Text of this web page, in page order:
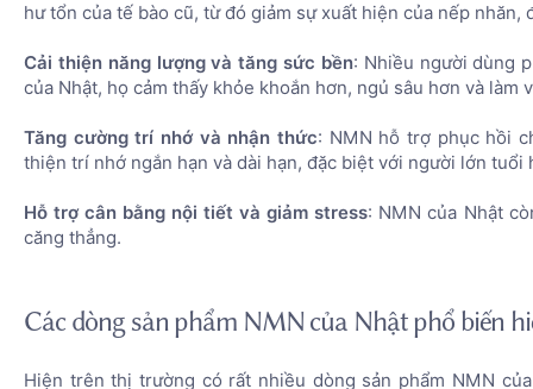
hư tổn của tế bào cũ, từ đó giảm sự xuất hiện của nếp nhăn,
Cải thiện năng lượng và tăng sức bền: Nhiều người dùng
của Nhật, họ cảm thấy khỏe khoắn hơn, ngủ sâu hơn và làm
Tăng cường trí nhớ và nhận thức: NMN hỗ trợ phục hồi
thiện trí nhớ ngắn hạn và dài hạn, đặc biệt với người lớn tuổi
Hỗ trợ cân bằng nội tiết và giảm stress: NMN của Nhật
căng thẳng.
Các dòng sản phẩm NMN của Nhật phổ biến
Hiện trên thị trường có rất nhiều dòng sản phẩm NMN